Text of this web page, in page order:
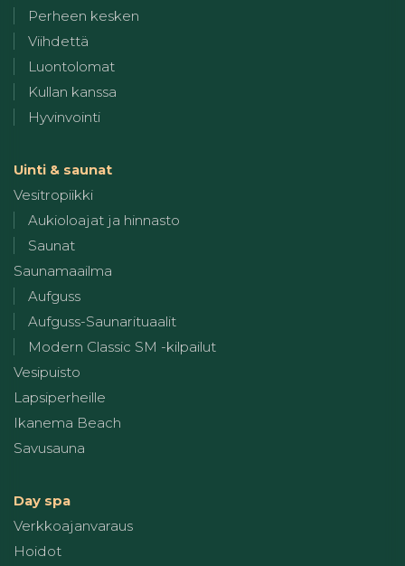
Perheen kesken
Viihdettä
Luontolomat
Kullan kanssa
Hyvinvointi
Uinti & saunat
Vesitropiikki
Aukioloajat ja hinnasto
Saunat
Saunamaailma
Aufguss
Aufguss-Saunarituaalit
Modern Classic SM -kilpailut
Vesipuisto
Lapsiperheille
Ikanema Beach
Savusauna
Day spa
Verkkoajanvaraus
Hoidot